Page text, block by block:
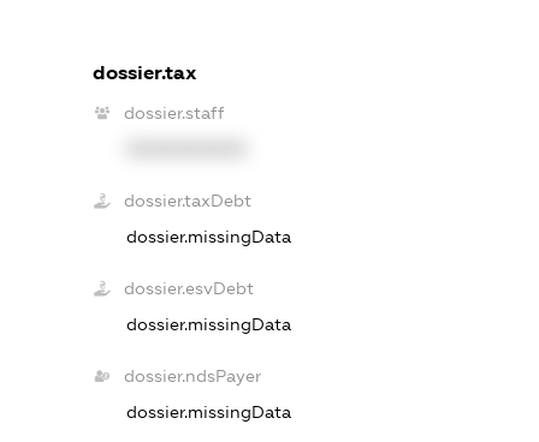
dossier.tax
dossier.staff
dossier.taxDebt
dossier.missingData
dossier.esvDebt
dossier.missingData
dossier.ndsPayer
dossier.missingData